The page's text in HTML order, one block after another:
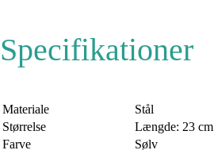
Specifikationer
Materiale
Stål
Størrelse
Længde: 23 cm
Farve
Sølv